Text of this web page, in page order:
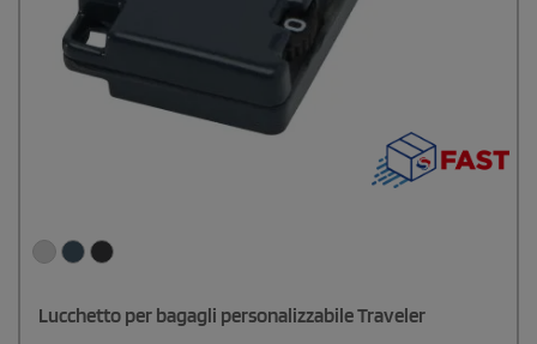
Lucchetto per bagagli personalizzabile Traveler